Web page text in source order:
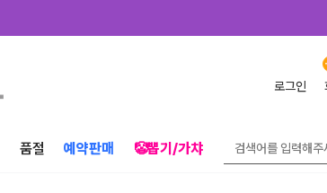
로그인
품절 예약판매 🤡뽑기/가챠